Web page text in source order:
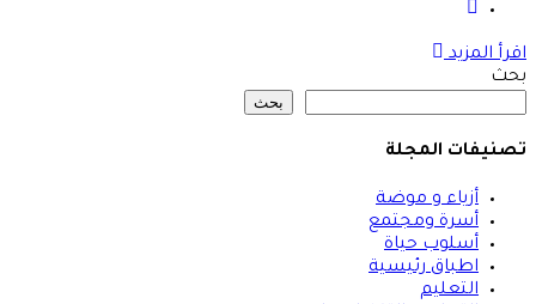
المزيد
المجلة
أزياء و موضة
أسرة ومجتمع
أسلوب حياة
اطباق رئيسية
التعليم